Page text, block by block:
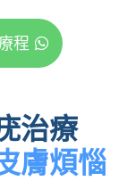
程
治療
膚煩惱